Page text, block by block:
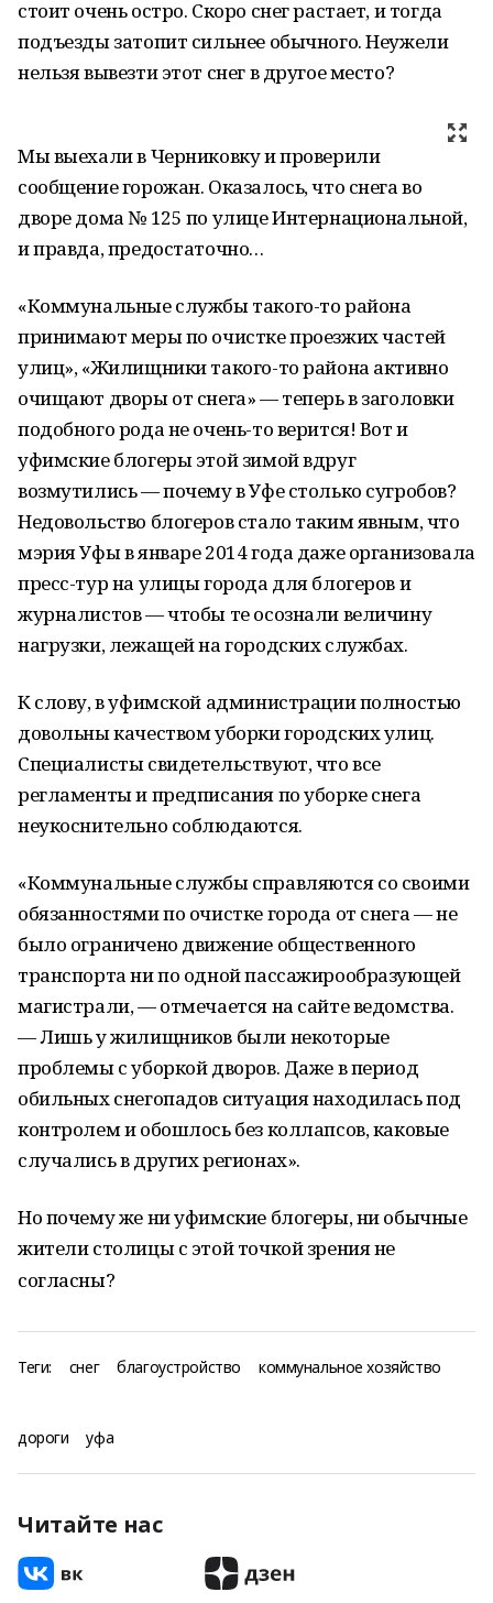
стоит очень остро. Скоро снег растает, и тогда
подъезды затопит сильнее обычного. Неужели
нельзя вывезти этот снег в другое место?
Мы выехали в Черниковку и проверили
сообщение горожан. Оказалось, что снега во
дворе дома № 125 по улице Интернациональной,
и правда, предостаточно…
«Коммунальные службы такого-то района
принимают меры по очистке проезжих частей
улиц», «Жилищники такого-то района активно
очищают дворы от снега» — теперь в заголовки
подобного рода не очень-то верится! Вот и
уфимские блогеры этой зимой вдруг
возмутились — почему в Уфе столько сугробов?
Недовольство блогеров стало таким явным, что
мэрия Уфы в январе 2014 года даже организовала
пресс-тур на улицы города для блогеров и
журналистов — чтобы те осознали величину
нагрузки, лежащей на городских службах.
К слову, в уфимской администрации полностью
довольны качеством уборки городских улиц.
Специалисты свидетельствуют, что все
регламенты и предписания по уборке снега
неукоснительно соблюдаются.
«Коммунальные службы справляются со своими
обязанностями по очистке города от снега — не
было ограничено движение общественного
транспорта ни по одной пассажирообразующей
магистрали, — отмечается на сайте ведомства.
— Лишь у жилищников были некоторые
проблемы с уборкой дворов. Даже в период
обильных снегопадов ситуация находилась под
контролем и обошлось без коллапсов, каковые
случались в других регионах».
Но почему же ни уфимские блогеры, ни обычные
жители столицы с этой точкой зрения не
согласны?
Теги: снег благоустройство коммунальное хозяйство
дороги уфа
Читайте нас